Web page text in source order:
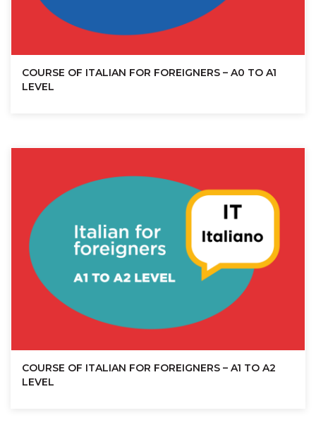
COURSE OF ITALIAN FOR FOREIGNERS – A0 TO A1
LEVEL
COURSE OF ITALIAN FOR FOREIGNERS – A1 TO A2
LEVEL